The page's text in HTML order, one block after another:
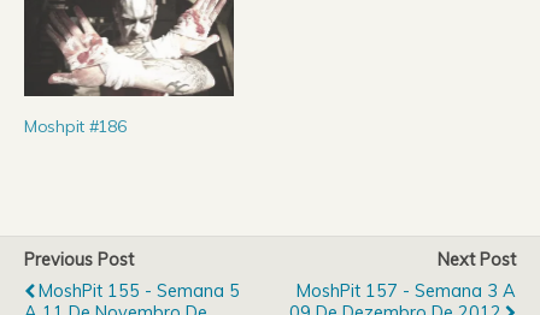
como o regresso dos
Grave Digger, Amorphis, e
vários álbuns a solo como
James LaBrie, Tarja,
outros! Playlist:…
Moshpit #186
Previous Post
MoshPit 155 - Semana 5
Next Post
MoshPit 157 - Semana 3 A